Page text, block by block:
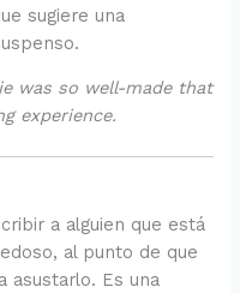
sugiere una
was so well-made that
experience.
a alguien que está
al punto de que
asustarlo. Es una